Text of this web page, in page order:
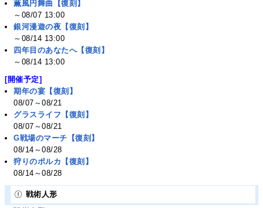
薫風円舞曲【復刻】
～08/07 13:00
銀河漫遊の夜【復刻】
～08/14 13:00
四年目のあなたへ【復刻】
～08/14 13:00
[開催予定]
期年の宴【復刻】
08/07～08/21
グラスライフ【復刻】
08/07～08/21
G戦場のマーチ【復刻】
08/14～08/28
狩りのポルカ【復刻】
08/14～08/28
戦術人形